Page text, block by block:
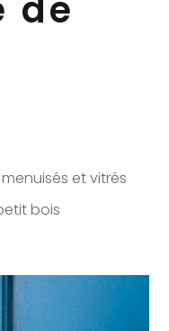
et vitrés
bois